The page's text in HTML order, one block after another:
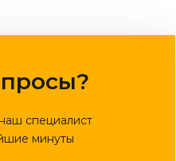
специалист
минуты